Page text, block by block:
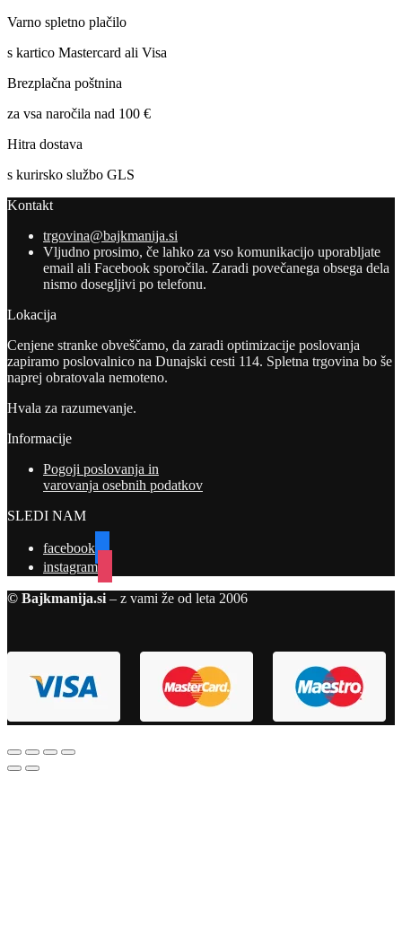
Varno spletno plačilo
s kartico Mastercard ali Visa
Brezplačna poštnina
za vsa naročila nad 100 €
Hitra dostava
s kurirsko službo GLS
Kontakt
trgovina@bajkmanija.si
Vljudno prosimo, če lahko za vso komunikacijo uporabljate
email ali Facebook sporočila. Zaradi povečanega obsega dela
nismo dosegljivi po telefonu.
Lokacija
Cenjene stranke obveščamo, da zaradi optimizacije poslovanja
zapiramo poslovalnico na Dunajski cesti 114. Spletna trgovina bo še
naprej obratovala nemoteno.
Hvala za razumevanje.
Informacije
Pogoji poslovanja in
varovanja osebnih podatkov
SLEDI NAM
facebook
instagram
© Bajkmanija.si – z vami že od leta 2006